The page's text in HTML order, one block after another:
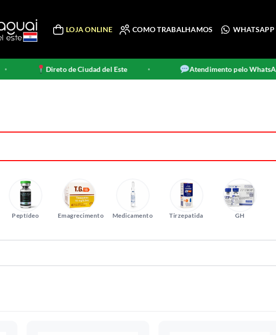
LOJA ONLINE COMO TRABALHAMOS WHATSAPP
Direto de Ciudad del Este • Atendimento pelo WhatsApp •
Peptídeo Emagrecimento Medicamento Tirzepatida GH